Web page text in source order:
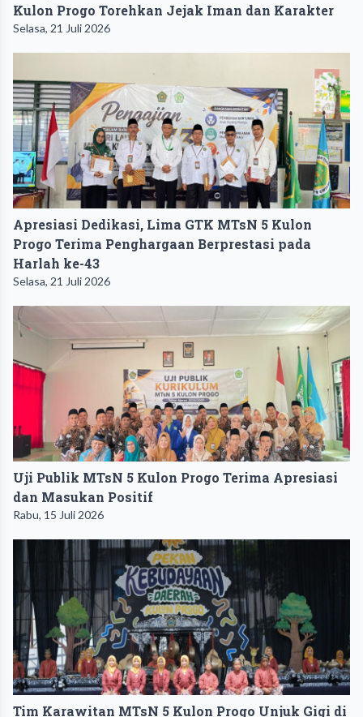
Kulon Progo Torehkan Jejak Iman dan Karakter
Selasa, 21 Juli 2026
Apresiasi Dedikasi, Lima GTK MTsN 5 Kulon
Progo Terima Penghargaan Berprestasi pada
Harlah ke-43
Selasa, 21 Juli 2026
Uji Publik MTsN 5 Kulon Progo Terima Apresiasi
dan Masukan Positif
Rabu, 15 Juli 2026
Tim Karawitan MTsN 5 Kulon Progo Unjuk Gigi di